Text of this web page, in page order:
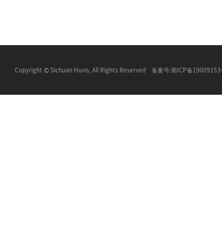
Copyright Sichuan Huvis, All Rights Reserved 备案号:蜀ICP备19009153